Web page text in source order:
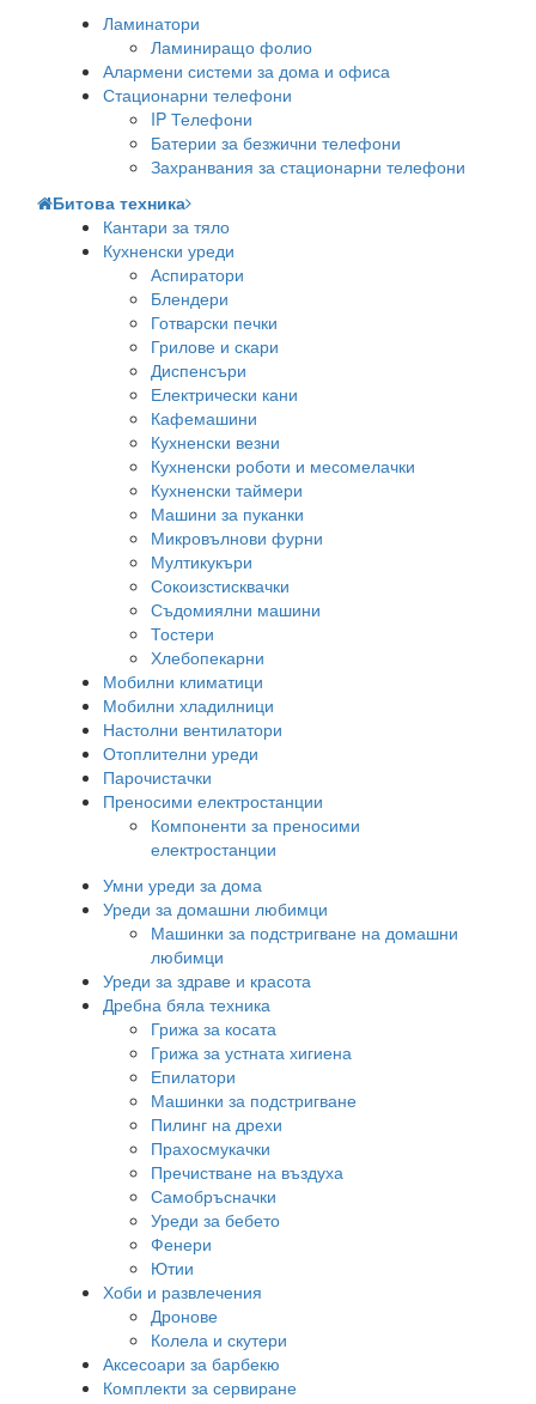
Ламинатори
Ламиниращо фолио
Алармени системи за дома и офиса
Стационарни телефони
IP Телефони
Батерии за безжични телефони
Захранвания за стационарни телефони
Битова техника
Кантари за тяло
Кухненски уреди
Аспиратори
Блендери
Готварски печки
Грилове и скари
Диспенсъри
Електрически кани
Кафемашини
Кухненски везни
Кухненски роботи и месомелачки
Кухненски таймери
Машини за пуканки
Микровълнови фурни
Мултикукъри
Сокоизстисквачки
Съдомиялни машини
Тостери
Хлебопекарни
Мобилни климатици
Мобилни хладилници
Настолни вентилатори
Отоплителни уреди
Парочистачки
Преносими електростанции
Компоненти за преносими
електростанции
Умни уреди за дома
Уреди за домашни любимци
Машинки за подстригване на домашни
любимци
Уреди за здраве и красота
Дребна бяла техника
Грижа за косата
Грижа за устната хигиена
Епилатори
Машинки за подстригване
Пилинг на дрехи
Прахосмукачки
Пречистване на въздуха
Самобръсначки
Уреди за бебето
Фенери
Ютии
Хоби и развлечения
Дронове
Колела и скутери
Аксесоари за барбекю
Комплекти за сервиране